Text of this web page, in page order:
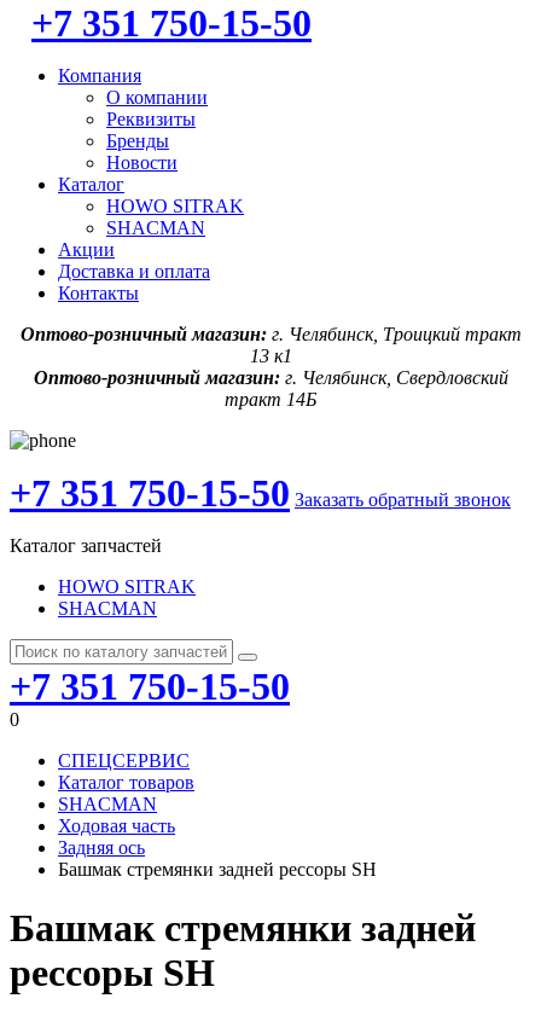
+7 351 750-15-50
Компания
О компании
Реквизиты
Бренды
Новости
Каталог
HOWO SITRAK
SHACMAN
Акции
Доставка и оплата
Контакты
Оптово-розничный магазин: г. Челябинск, Троицкий тракт
13 к1
Оптово-розничный магазин:г. Челябинск, Свердловский
тракт 14Б
+7 351 750-15-50 Заказать обратный звонок
Каталог запчастей
HOWO SITRAK
SHACMAN
+7 351 750-15-50
0
СПЕЦСЕРВИС
Каталог товаров
SHACMAN
Ходовая часть
Задняя ось
Башмак стремянки задней рессоры SH
Башмак стремянки задней
рессоры SH